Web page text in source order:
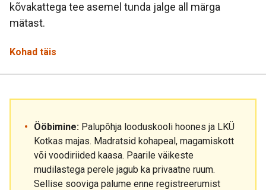
kõvakattega tee asemel tunda jalge all märga
mätast.
Kohad täis
Ööbimine: Palupõhja looduskooli hoones ja LKÜ
Kotkas majas. Madratsid kohapeal, magamiskott
või voodiriided kaasa. Paarile väikeste
mudilastega perele jagub ka privaatne ruum.
Sellise sooviga palume enne registreerumist